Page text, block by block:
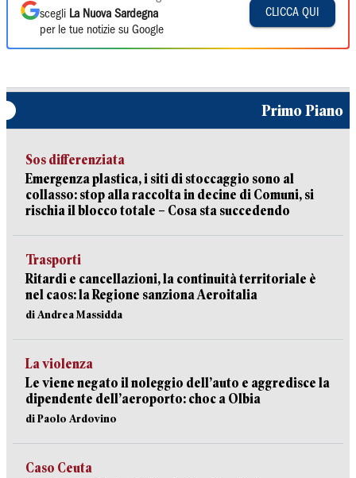
scegli La Nuova Sardegna
per le tue notizie su Google
CLICCA QUI
Primo Piano
Sos differenziata
Emergenza plastica, i siti di stoccaggio sono al
collasso: stop alla raccolta in decine di Comuni, si
rischia il blocco totale – Cosa sta succedendo
Trasporti
Ritardi e cancellazioni, la continuità territoriale è
nel caos: la Regione sanziona Aeroitalia
di Andrea Massidda
La violenza
Le viene negato il noleggio dell’auto e aggredisce la
dipendente dell’aeroporto: choc a Olbia
di Paolo Ardovino
Caso Ceuta